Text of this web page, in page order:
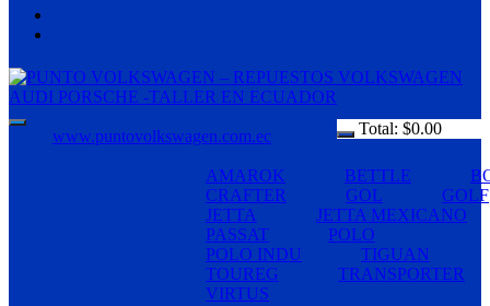
Total: $0.00
www.puntovolkswagen.com.ec
AMAROK BETTLE
CRAFTER
GOL
GOLF
JETTA
JETTA MEXICANO
PASSAT
POLO
POLO INDU
TIGUAN
TOUREG
TRANSPORTER
VIRTUS